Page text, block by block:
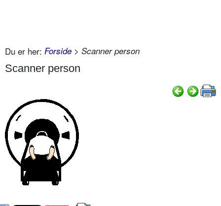
Du er her: Forside > Scanner person
Scanner person